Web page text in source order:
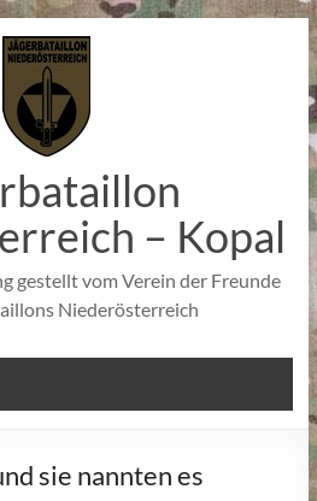
– Kopal
gestellt vom Verein der Freunde
Niederösterreich
sie nannten es